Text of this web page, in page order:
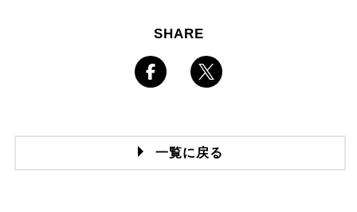
SHARE
一覧に戻る